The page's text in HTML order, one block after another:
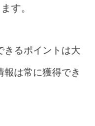
す。
きるポイントは大
は常に獲得でき